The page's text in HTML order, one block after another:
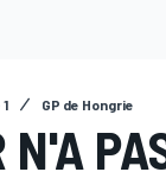
GP de Hongrie